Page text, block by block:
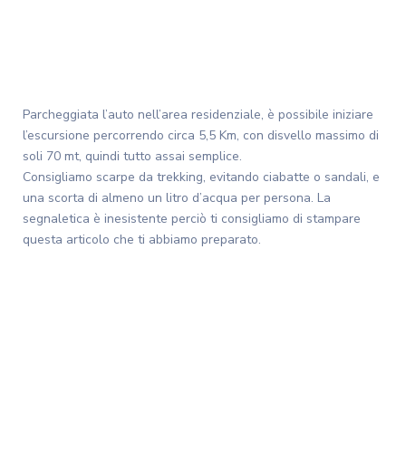
Parcheggiata l’auto nell’area residenziale, è possibile iniziare
l’escursione percorrendo circa 5,5 Km, con disvello massimo di
soli 70 mt, quindi tutto assai semplice.
Consigliamo scarpe da trekking, evitando ciabatte o sandali, e
una scorta di almeno un litro d’acqua per persona. La
segnaletica è inesistente perciò ti consigliamo di stampare
questa articolo che ti abbiamo preparato.